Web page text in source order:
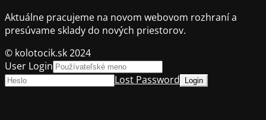
Aktuálne pracujeme na novom webovom rozhraní a
presúvame sklady do nových priestorov.
© kolotocik.sk 2024
User Login
Lost Password